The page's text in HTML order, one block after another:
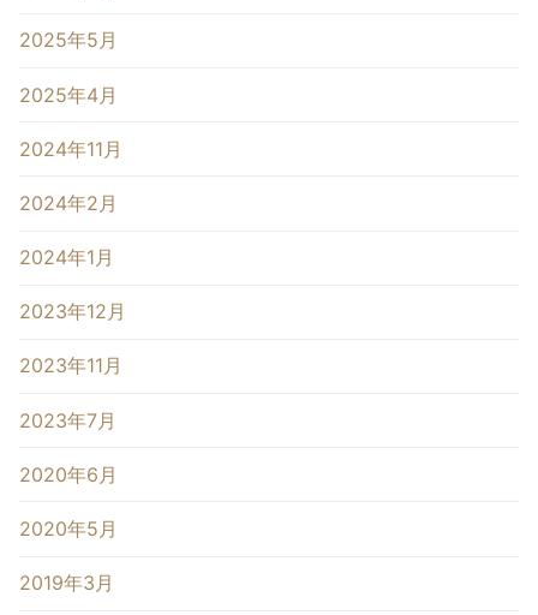
2025年5月
2025年4月
2024年11月
2024年2月
2024年1月
2023年12月
2023年11月
2023年7月
2020年6月
2020年5月
2019年3月